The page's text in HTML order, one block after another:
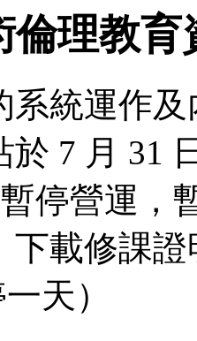
倫理教
系統運作
7 月 31
暫停營運
下載修課
天）